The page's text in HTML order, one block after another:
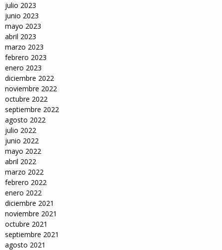
julio 2023
junio 2023
mayo 2023
abril 2023
marzo 2023
febrero 2023
enero 2023
diciembre 2022
noviembre 2022
octubre 2022
septiembre 2022
agosto 2022
julio 2022
junio 2022
mayo 2022
abril 2022
marzo 2022
febrero 2022
enero 2022
diciembre 2021
noviembre 2021
octubre 2021
septiembre 2021
agosto 2021